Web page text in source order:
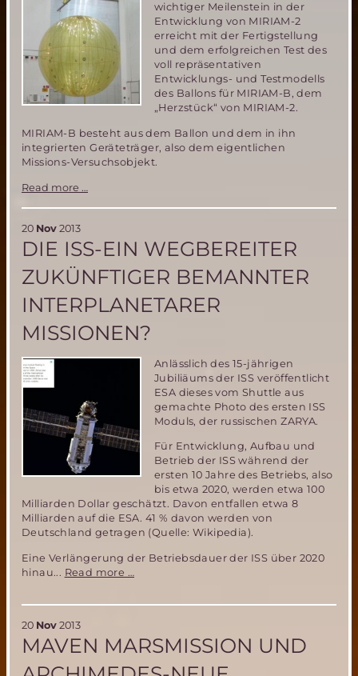
wichtiger Meilenstein in der
Entwicklung von MIRIAM-2
erreicht mit der Fertigstellung
und dem erfolgreichen Test des
voll repräsentativen
Entwicklungs- und Testmodells
des Ballons für MIRIAM-B, dem
„Herzstück“ von MIRIAM-2.
MIRIAM-B besteht aus dem Ballon und dem in ihn
integrierten Geräteträger, also dem eigentlichen
Missions-Versuchsobjekt.
Read more …
voran-
4m
Ballon
fertiggestellt
und
erfolgreich
20 Nov 2013
DIE ISS-EIN WEGBEREITER
ZUKÜNFTIGER BEMANNTER
INTERPLANETARER
MISSIONEN?
Anlässlich des 15-jährigen
Jubiliäums der ISS veröffentlicht
ESA dieses vom Shuttle aus
gemachte Photo des ersten ISS
Moduls, der russischen ZARYA.
Für Entwicklung, Aufbau und
Betrieb der ISS während der
ersten 10 Jahre des Betriebs, also
bis etwa 2020, werden etwa 100
Milliarden Dollar geschätzt. Davon entfallen etwa 8
Milliarden auf die ESA. 41 % davon werden von
Deutschland getragen (Quelle: Wikipedia).
Eine Verlängerung der Betriebsdauer der ISS über 2020
hinau... Read more …
bemannter
Missionen?
20 Nov 2013
MAVEN MARSMISSION UND